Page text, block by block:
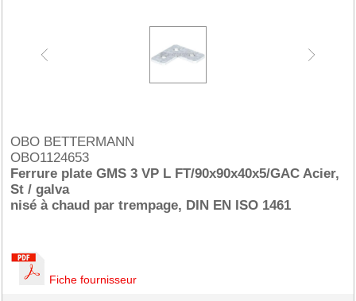
OBO BETTERMANN
OBO1124653
Ferrure plate GMS 3 VP L FT/90x90x40x5/GAC Acier,
St / galva
nisé à chaud par trempage, DIN EN ISO 1461
Fiche fournisseur